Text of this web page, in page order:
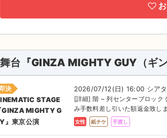
舞台『GINZA MIGHTY GUY（ギ
決
STAGE
GINZA MIGHTY G
』東京公演
2026/07/12(日) 16:00 シア
[詳細] 階 ~ 列センターブロック
み手数料差し引いた額返金致し
女性 紙チケ 手渡し